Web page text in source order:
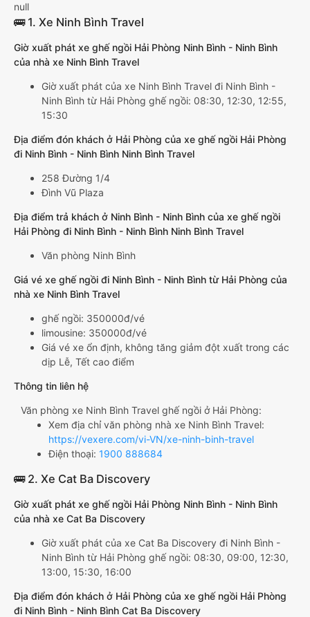
null
🚌 1. Xe Ninh Bình Travel
Giờ xuất phát xe ghế ngồi Hải Phòng Ninh Bình - Ninh Bình
của nhà xe Ninh Bình Travel
Giờ xuất phát của xe Ninh Bình Travel đi Ninh Bình -
Ninh Bình từ Hải Phòng ghế ngồi: 08:30, 12:30, 12:55,
15:30
Địa điểm đón khách ở Hải Phòng của xe ghế ngồi Hải Phòng
đi Ninh Bình - Ninh Bình Ninh Bình Travel
258 Đường 1/4
Đình Vũ Plaza
Địa điểm trả khách ở Ninh Bình - Ninh Bình của xe ghế ngồi
Hải Phòng đi Ninh Bình - Ninh Bình Ninh Bình Travel
Văn phòng Ninh Bình
Giá vé xe ghế ngồi đi Ninh Bình - Ninh Bình từ Hải Phòng của
nhà xe Ninh Bình Travel
ghế ngồi: 350000đ/vé
limousine: 350000đ/vé
Giá vé xe ổn định, không tăng giảm đột xuất trong các
dịp Lễ, Tết cao điểm
Thông tin liên hệ
Văn phòng xe Ninh Bình Travel ghế ngồi ở Hải Phòng:
Xem địa chỉ văn phòng nhà xe Ninh Bình Travel:
https://vexere.com/vi-VN/xe-ninh-binh-travel
Điện thoại: 1900 888684
🚌 2. Xe Cat Ba Discovery
Giờ xuất phát xe ghế ngồi Hải Phòng Ninh Bình - Ninh Bình
của nhà xe Cat Ba Discovery
Giờ xuất phát của xe Cat Ba Discovery đi Ninh Bình -
Ninh Bình từ Hải Phòng ghế ngồi: 08:30, 09:00, 12:30,
13:00, 15:30, 16:00
Địa điểm đón khách ở Hải Phòng của xe ghế ngồi Hải Phòng
đi Ninh Bình - Ninh Bình Cat Ba Discovery